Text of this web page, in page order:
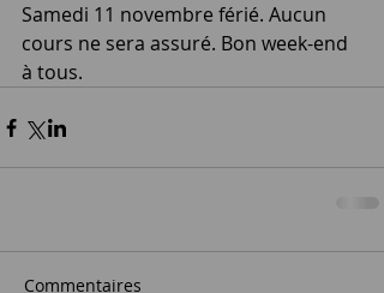
Samedi 11 novembre férié. Aucun
cours ne sera assuré. Bon week-end
à tous.
Commentaires